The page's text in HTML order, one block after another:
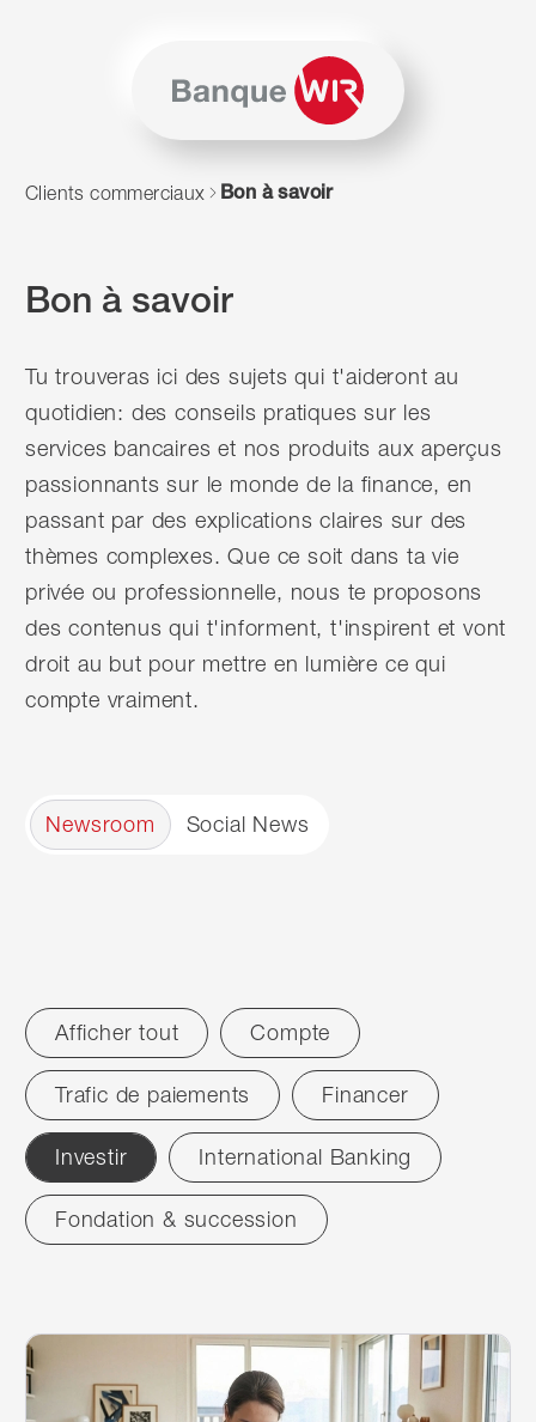
JavaScript est nécessaire pour naviguer sur ce site.
Clients commerciaux Bon à savoir
Bon à savoir
Tu trouveras ici des sujets qui t'aideront au
quotidien: des conseils pratiques sur les
services bancaires et nos produits aux aperçus
passionnants sur le monde de la finance, en
passant par des explications claires sur des
thèmes complexes. Que ce soit dans ta vie
privée ou professionnelle, nous te proposons
des contenus qui t'informent, t'inspirent et vont
droit au but pour mettre en lumière ce qui
compte vraiment.
Newsroom Social News
FilterAfficher tout Compte
Trafic de paiements Financer
Investir International Banking
Fondation & succession
News
2 résultats
Continuer à lire